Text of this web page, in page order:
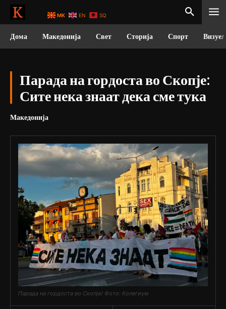
Дома Македонија Свет Сторија Спорт
Парада на гордоста во Скопје:
Сите нека знаат дека сме тука
Македонија
Парада на гордоста во Скопје/ Фото: Колегиум
MK EN SQ